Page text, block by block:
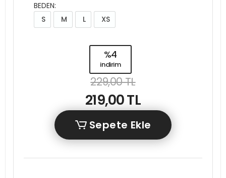
BEDEN:
S
M L XS
%4
indirim
229,00 TL
219,00 TL
Sepete Ekle